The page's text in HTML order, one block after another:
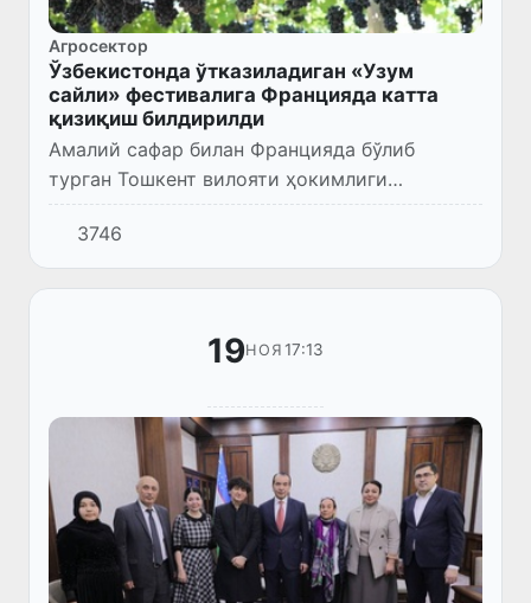
Агросектор
Ўзбекистонда ўтказиладиган «Узум
сайли» фестивалига Францияда катта
қизиқиш билдирилди
Амалий сафар билан Францияда бўлиб
турган Тошкент вилояти ҳокимлиги
делегацияси аъзолари Узумчилик ва
виночилик халқаро ташкилоти (УВХТ) бош
директори Пао Рока билан учрашди.
3746
19НОЯ 17:13